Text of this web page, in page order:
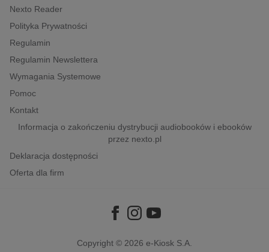
polityka, społeczno-informacyjne
psychologiczne
inne
popularno-naukowe
historia
Nexto Reader
Polityka Prywatności
Regulamin
Regulamin Newslettera
Wymagania Systemowe
Pomoc
Kontakt
Informacja o zakończeniu dystrybucji audiobooków i ebooków
przez nexto.pl
Deklaracja dostępności
Oferta dla firm
Copyright © 2026 e-Kiosk S.A.